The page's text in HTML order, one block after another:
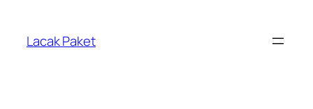
konten
Lacak Paket